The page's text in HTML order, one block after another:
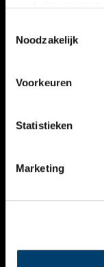
Noodzakelijk
Voorkeuren
Statistieken
Marketing
VERHALEN
KALENDER
THEMA’S
VIDEO’S
CONTACT